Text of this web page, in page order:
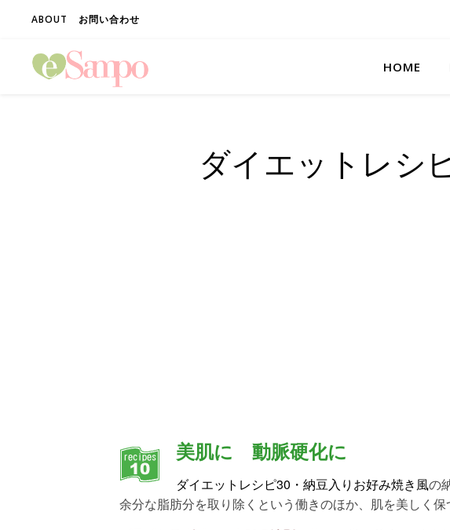
ABOUT お問い合わせ
HOME
ダイエットレシ
美肌に 動脈硬化に
ダイエットレシピ30・納豆入りお好み焼き風の
余分な脂肪分を取り除くという働きのほか、肌を美しく